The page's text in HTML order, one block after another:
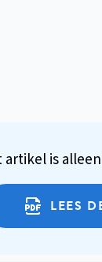
artikel is
LEES